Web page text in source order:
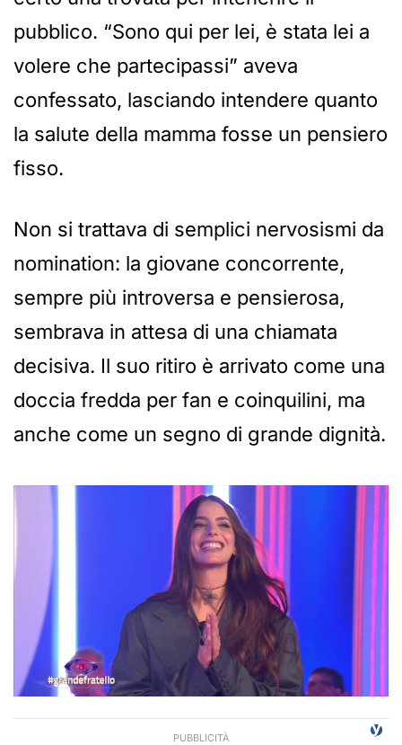
pubblico. “Sono qui per lei, è stata lei a
volere che partecipassi” aveva
confessato, lasciando intendere quanto
la salute della mamma fosse un pensiero
fisso.
Non si trattava di semplici nervosismi da
nomination: la giovane concorrente,
sempre più introversa e pensierosa,
sembrava in attesa di una chiamata
decisiva. Il suo ritiro è arrivato come una
doccia fredda per fan e coinquilini, ma
anche come un segno di grande dignità.